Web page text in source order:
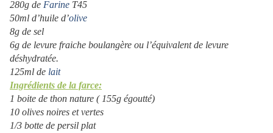
280g de Farine T45
50ml d’huile d’olive
8g de sel
6g de levure fraiche boulangère ou l’équivalent de levure
déshydratée.
125ml de lait
Ingrédients de la farce:
1 boite de thon nature ( 155g égoutté)
10 olives noires et vertes
1/3 botte de persil plat